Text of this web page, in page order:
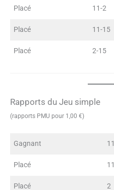
Placé 11-2
Placé 11-15
Placé 2-15
Rapports du Jeu simple
(rapports PMU pour 1,00 €)
Gagnant 11
Placé 11
Placé 2